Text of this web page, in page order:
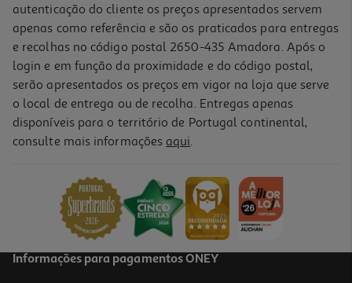
Vinho Branco Migas Alentejo 0.75l
autenticação do cliente os preços apresentados servem
apenas como referência e são os praticados para entregas
e recolhas no código postal 2650-435 Amadora. Após o
login e em função da proximidade e do código postal,
serão apresentados os preços em vigor na loja que serve
o local de entrega ou de recolha. Entregas apenas
disponíveis para o território de Portugal continental,
consulte mais informações aqui.
Informações para pagamentos ONEY